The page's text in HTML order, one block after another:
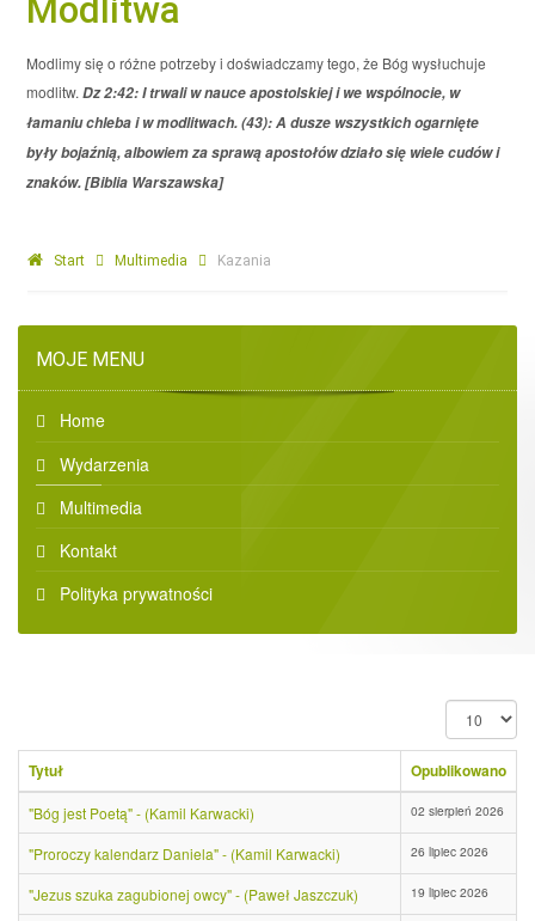
Modlitwa
Modlimy się o różne potrzeby i doświadczamy tego, że Bóg wysłuchuje
modlitw. Dz 2:42: I trwali w nauce apostolskiej i we wspólnocie, w
łamaniu chleba i w modlitwach. (43): A dusze wszystkich ogarnięte
były bojaźnią, albowiem za sprawą apostołów działo się wiele cudów i
znaków. [Biblia Warszawska]
Start Multimedia Kazania
MOJE MENU
Home
Wydarzenia
Multimedia
Kontakt
Polityka prywatności
Pokaż
#
Tytuł
Opublikowano
"Bóg jest Poetą" - (Kamil Karwacki) 02 sierpień 2026
"Proroczy kalendarz Daniela" - (Kamil Karwacki) 26 lipiec 2026
"Jezus szuka zagubionej owcy" - (Paweł Jaszczuk) 19 lipiec 2026